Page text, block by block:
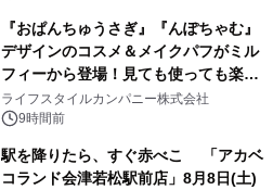
『おぱんちゅうさぎ』『んぽちゃむ』
デザインのコスメ＆メイクパフがミル
フィーから登場！見ても使っても楽し
い、ポップでキュートなコレクショ
ン。
ライフスタイルカンパニー株式会社
9時間前
駅を降りたら、すぐ赤べこ 「アカベ
コランド会津若松駅前店」8月8日(土)